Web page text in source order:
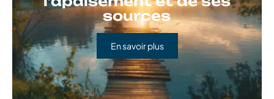
sources
En savoir plus